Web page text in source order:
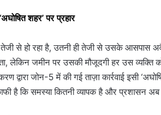
शहर’ पर प्रहार
तेजी से हो रहा है, उतनी ही तेजी से उसके आसपास
लेकिन जमीन पर उसकी मौजूदगी हर उस
द्वारा जोन-5 में की गई ताज़ा कार्रवाई इसी
है कि समस्या कितनी व्यापक है और प्रशासन